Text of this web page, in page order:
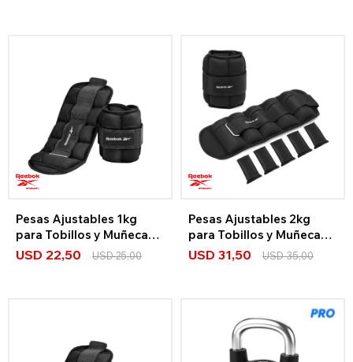
Pesas Ajustables 1kg
para Tobillos y Muñecas
Reebok Strength
USD 22,50 USD25,00
Pesas Ajustables 2kg
para Tobillos y Muñecas
Reebok Strength
USD 31,50 USD35,00